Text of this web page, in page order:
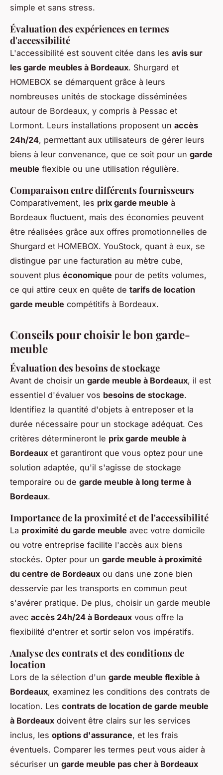
simple et sans stress.
Évaluation des expériences en termes
d'accessibilité
L'accessibilité est souvent citée dans les avis sur
les garde meubles à Bordeaux. Shurgard et
HOMEBOX se démarquent grâce à leurs
nombreuses unités de stockage disséminées
autour de Bordeaux, y compris à Pessac et
Lormont. Leurs installations proposent un accès
24h/24, permettant aux utilisateurs de gérer leurs
biens à leur convenance, que ce soit pour un garde
meuble flexible ou une utilisation régulière.
Comparaison entre différents fournisseurs
Comparativement, les prix garde meuble à
Bordeaux fluctuent, mais des économies peuvent
être réalisées grâce aux offres promotionnelles de
Shurgard et HOMEBOX. YouStock, quant à eux, se
distingue par une facturation au mètre cube,
souvent plus économique pour de petits volumes,
ce qui attire ceux en quête de tarifs de location
garde meuble compétitifs à Bordeaux.
Conseils pour choisir le bon garde-
meuble
Évaluation des besoins de stockage
Avant de choisir un garde meuble à Bordeaux, il est
essentiel d'évaluer vos besoins de stockage.
Identifiez la quantité d'objets à entreposer et la
durée nécessaire pour un stockage adéquat. Ces
critères détermineront le prix garde meuble à
Bordeaux et garantiront que vous optez pour une
solution adaptée, qu'il s'agisse de stockage
temporaire ou de garde meuble à long terme à
Bordeaux.
Importance de la proximité et de l'accessibilité
La proximité du garde meuble avec votre domicile
ou votre entreprise facilite l'accès aux biens
stockés. Opter pour un garde meuble à proximité
du centre de Bordeaux ou dans une zone bien
desservie par les transports en commun peut
s'avérer pratique. De plus, choisir un garde meuble
avec accès 24h/24 à Bordeaux vous offre la
flexibilité d'entrer et sortir selon vos impératifs.
Analyse des contrats et des conditions de
location
Lors de la sélection d'un garde meuble flexible à
Bordeaux, examinez les conditions des contrats de
location. Les contrats de location de garde meuble
à Bordeaux doivent être clairs sur les services
inclus, les options d'assurance, et les frais
éventuels. Comparer les termes peut vous aider à
sécuriser un garde meuble pas cher à Bordeaux